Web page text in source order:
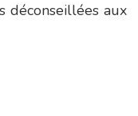
déconseillées aux